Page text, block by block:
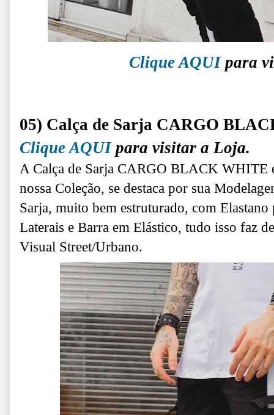
Clique AQUIpara
05) Calça de Sarja CARGO
Clique AQUIpara visitar a Loja.
A Calça de Sarja CARGO BLACK WHITE
nossa Coleção, se destaca por sua
Sarja, muito bem estruturado, com
Laterais e Barra em Elástico, tudo isso faz
Visual Street/Urbano.